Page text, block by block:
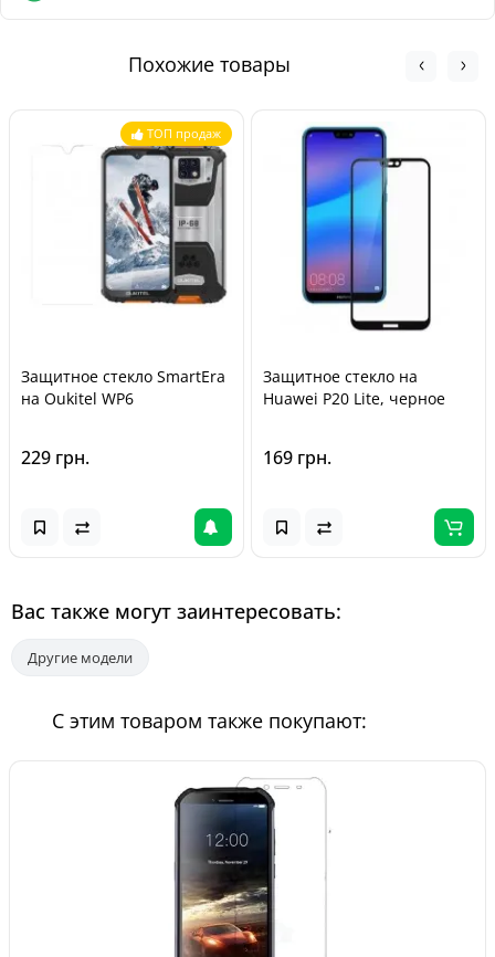
Курьером Новой Почты - от 140 грн
момента покупки, в соответствии с Законом Украины «О
защите прав потребителей».
Похожие товары
ТОП продаж
Защитное стекло SmartEra
на Oukitel WP6
229 грн.
Защитное стекло на
Huawei P20 Lite, черное
169 грн.
Вас также могут заинтересовать:
Другие модели
С этим товаром также покупают: